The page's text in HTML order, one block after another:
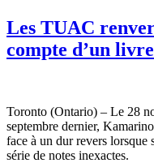
Les TUAC
compte d’un
Toronto (Ontario) – Le 28
septembre dernier,
face à un dur revers lorsque
série de notes inexactes.